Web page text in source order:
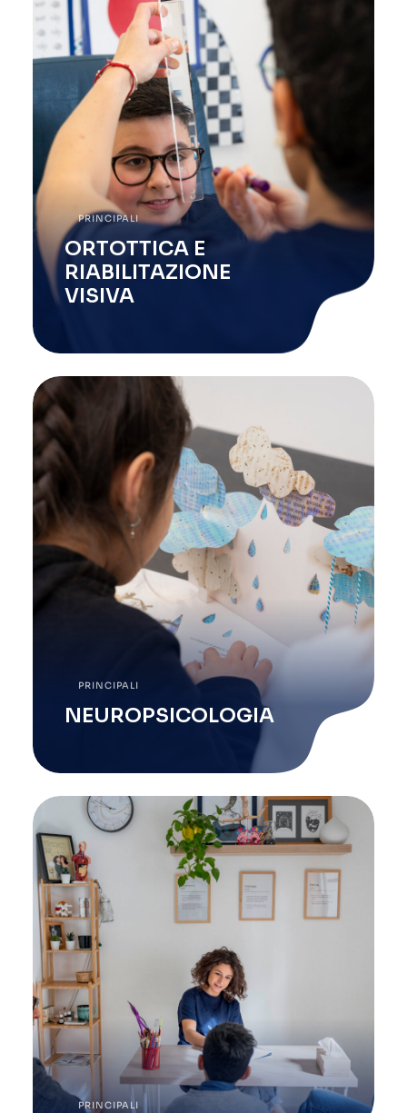
PRINCIPALI
ORTOTTICA E
RIABILITAZIONE
VISIVA
PRINCIPALI
NEUROPSICOLOGIA
PRINCIPALI